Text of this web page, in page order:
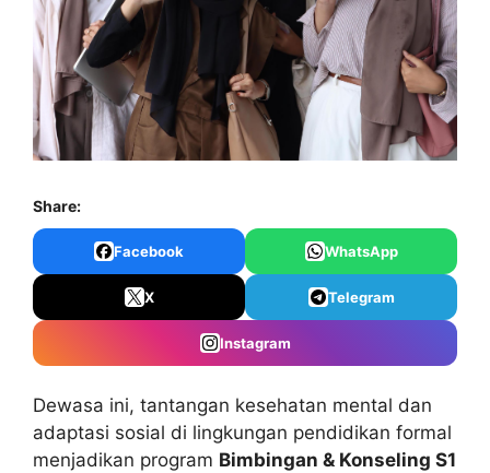
Share:
Facebook WhatsApp
X Telegram
Instagram
Dewasa ini, tantangan kesehatan mental dan
adaptasi sosial di lingkungan pendidikan formal
menjadikan program Bimbingan & Konseling S1